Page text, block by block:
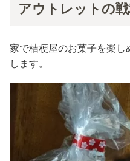
アウトレットの
家で桔梗屋のお菓子を楽し
します。